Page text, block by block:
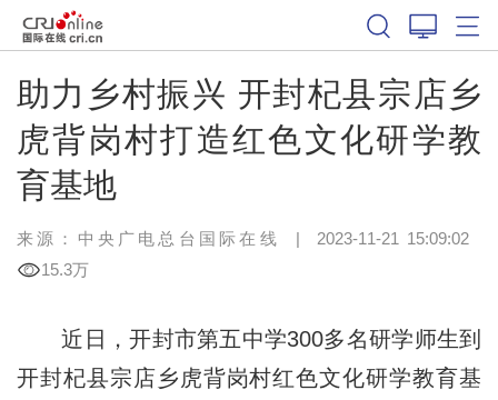
助力乡村振兴 开封杞县宗店乡
虎背岗村打造红色文化研学教
育基地
来源：中央广电总台国际在线 | 2023-11-21 15:09:02
15.3万
近日，开封市第五中学300多名研学师生到
开封杞县宗店乡虎背岗村红色文化研学教育基